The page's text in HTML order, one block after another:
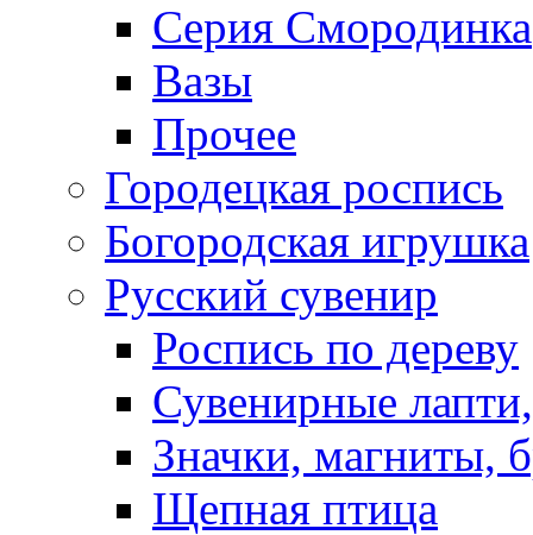
Серия Смородинка
Вазы
Прочее
Городецкая роспись
Богородская игрушка
Русский сувенир
Роспись по дереву
Сувенирные
Значки, магниты,
Щепная птица